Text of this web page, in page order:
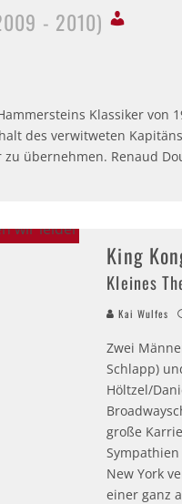
- 2010)
Klassiker
des verwitweten
übernehmen. Renaud
King
Kleines
Kai Wulfes
Zwei
Schlapp)
Höltzel/
große
New York
einer ganz